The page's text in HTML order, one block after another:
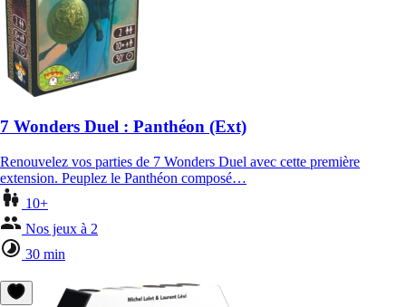
7 Wonders Duel : Panthéon (Ext)
Renouvelez vos parties de 7 Wonders Duel avec cette première
extension. Peuplez le Panthéon composé…
10+
Nos jeux à 2
30 min